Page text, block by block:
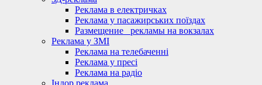
Реклама в електричках
Реклама у пасажирських поїздах
Размещение_ рекламы на вокзалах
Реклама у ЗМІ
Реклама на телебаченні
Реклама у пресі
Реклама на радіо
Індор реклама